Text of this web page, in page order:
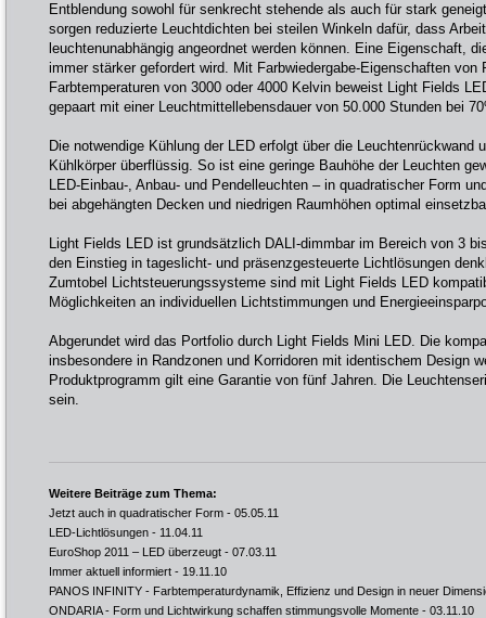
Entblendung sowohl für senkrecht stehende als auch für stark
sorgen reduzierte Leuchtdichten bei steilen Winkeln dafür, dass
leuchtenunabhängig angeordnet werden können. Eine Eigenschaft,
immer stärker gefordert wird. Mit Farbwiedergabe-Eigenschaften von
Farbtemperaturen von 3000 oder 4000 Kelvin beweist Light Fields
gepaart mit einer Leuchtmittellebensdauer von 50.000 Stunden bei
Die notwendige Kühlung der LED erfolgt über die Leuchtenrückwand
Kühlkörper überflüssig. So ist eine geringe Bauhöhe der Leuchten
LED-Einbau-, Anbau- und Pendelleuchten – in quadratischer Form
bei abgehängten Decken und niedrigen Raumhöhen optimal
Light Fields LED ist grundsätzlich DALI-dimmbar im Bereich von 3
den Einstieg in tageslicht- und präsenzgesteuerte Lichtlösungen
Zumtobel Lichtsteuerungssysteme sind mit Light Fields LED
Möglichkeiten an individuellen Lichtstimmungen und
Abgerundet wird das Portfolio durch Light Fields Mini LED. Die
insbesondere in Randzonen und Korridoren mit identischem Design
Produktprogramm gilt eine Garantie von fünf Jahren. Die
sein.
Weitere Beiträge zum Thema:
Jetzt auch in quadratischer Form - 05.05.11
LED-Lichtlösungen - 11.04.11
EuroShop 2011 – LED überzeugt - 07.03.11
Immer aktuell informiert - 19.11.10
PANOS INFINITY - Farbtemperaturdynamik, Effizienz und Design in neuer
ONDARIA - Form und Lichtwirkung schaffen stimmungsvolle Momente - 03.11.10